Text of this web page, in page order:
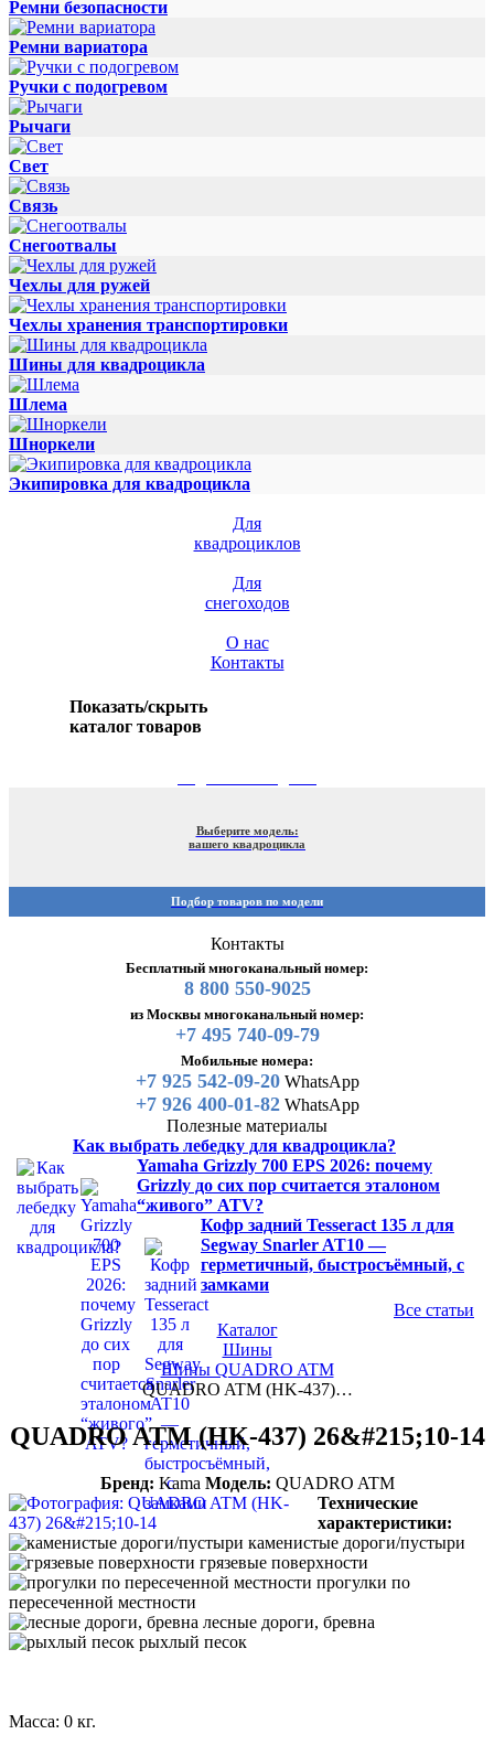
Ремни безопасности
Ремни вариатора
Ручки с подогревом
Рычаги
Свет
Связь
Снегоотвалы
Чехлы для ружей
Чехлы хранения транспортировки
Шины для квадроцикла
Шлема
Шноркели
Экипировка для квадроцикла
Для
квадроциклов
Для
снегоходов
О нас
Контакты
Показать/скрыть
каталог товаров
Выберите модель:
вашего квадроцикла
Подбор товаров по модели
Контакты
Бесплатный многоканальный номер:
8 800 550-9025
из Москвы многоканальный номер:
+7 495 740-09-79
Мобильные номера:
+7 925 542-09-20WhatsApp
+7 926 400-01-82WhatsApp
Полезные материалы
Как выбрать лебедку для квадроцикла?
Yamaha Grizzly 700 EPS 2026: почему
Grizzly до сих пор считается эталоном
“живого” ATV?
Кофр задний Tesseract 135 л для
Segway Snarler AT10 —
герметичный, быстросъёмный, с
замками
Все статьи
Каталог
Шины
Шины QUADRO ATM
QUADRO ATM (HK-437)…
QUADRO ATM (HK-437) 26&#215;10-14
Бренд: Kama Модель: QUADRO ATM
Технические
характеристики:
каменистые дороги/пустыри
грязевые поверхности
прогулки по
пересеченной местности
лесные дороги, бревна
рыхлый песок
Масса: 0 кг.